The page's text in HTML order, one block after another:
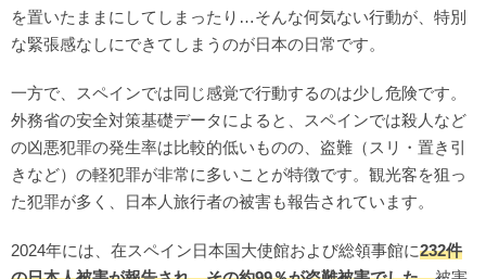
を置いたままにしてしまったり…そんな何気ない行動が、特別
な緊張感なしにできてしまうのが日本の日常です。
一方で、スペインでは同じ感覚で行動するのは少し危険です。
外務省の安全対策基礎データによると、スペインでは殺人など
の凶悪犯罪の発生率は比較的低いものの、盗難（スリ・置き引
きなど）の軽犯罪が非常に多いことが特徴です。観光客を狙っ
た犯罪が多く、日本人旅行者の被害も報告されています。
2024年には、在スペイン日本国大使館および総領事館に232件